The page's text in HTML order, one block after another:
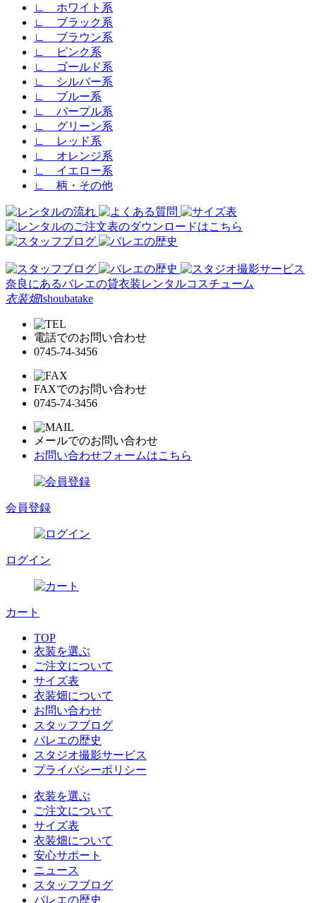
∟ ホワイト系
∟ ブラック系
∟ ブラウン系
∟ ピンク系
∟ ゴールド系
∟ シルバー系
∟ ブルー系
∟ パープル系
∟ グリーン系
∟ レッド系
∟ オレンジ系
∟ イエロー系
∟ 柄・その他
奈良にあるバレエの貸衣装レンタルコスチューム
衣装畑Ishoubatake
電話でのお問い合わせ
0745-74-3456
FAXでのお問い合わせ
0745-74-3456
メールでのお問い合わせ
お問い合わせフォームはこちら
会員登録
ログイン
カート
TOP
衣装を選ぶ
ご注文について
サイズ表
衣装畑について
お問い合わせ
スタッフブログ
バレエの歴史
スタジオ撮影サービス
プライバシーポリシー
衣装を選ぶ
ご注文について
サイズ表
衣装畑について
安心サポート
ニュース
スタッフブログ
バレエの歴史